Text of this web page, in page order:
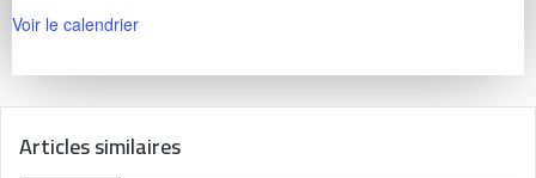
Voir le calendrier
Articles similaires